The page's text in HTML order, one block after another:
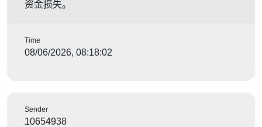
资金损失。
Time
08/06/2026, 08:18:02
Sender
10654938